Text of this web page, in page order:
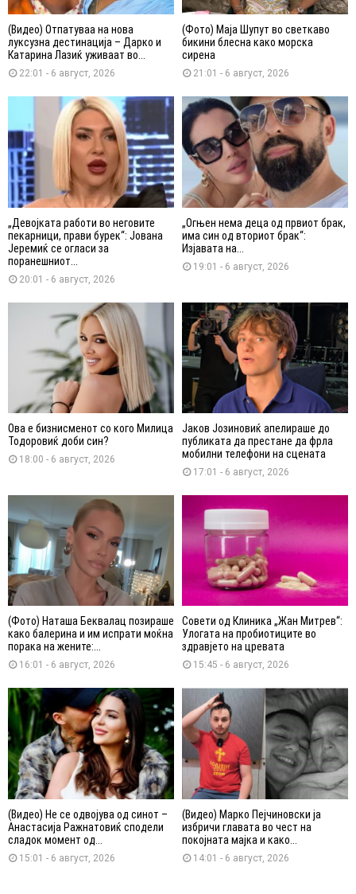
(Видео) Отпатуваа на нова
луксузна дестинација – Дарко и
Катарина Лазиќ уживаат во...
22:01 - 6 август, 2026
(Фото) Маја Шупут во светкаво
бикини блесна како морска
сирена
21:01 - 6 август, 2026
„Девојката работи во неговите
пекарници, прави бурек“: Јована
Јеремиќ се огласи за
поранешниот...
20:01 - 6 август, 2026
„Огњен нема деца од првиот брак,
има син од вториот брак“:
Изјавата на...
19:01 - 6 август, 2026
Ова е бизнисменот со кого Милица
Тодоровиќ доби син?
18:00 - 6 август, 2026
Јаков Јозиновиќ апелираше до
публиката да престане да фрла
мобилни телефони на сцената
17:01 - 6 август, 2026
(Фото) Наташа Беквалац позираше
како балерина и им испрати моќна
порака на жените:...
16:01 - 6 август, 2026
Совети од Клиника „Жан Митрев“:
Улогата на пробиотиците во
здравјето на цревата
15:45 - 6 август, 2026
(Видео) Не се одвојува од синот –
Анастасија Ражнатовиќ сподели
сладок момент од...
15:01 - 6 август, 2026
(Видео) Марко Пејчиновски ја
избричи главата во чест на
покојната мајка и како...
14:01 - 6 август, 2026